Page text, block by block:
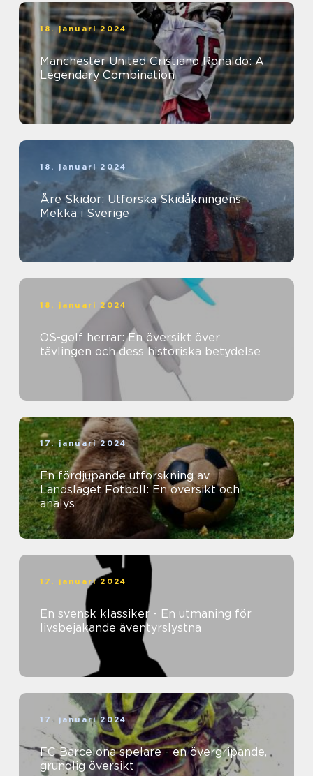
18. januari 2024
Manchester United Cristiano Ronaldo: A
Legendary Combination
18. januari 2024
Åre Skidor: Utforska Skidåkningens
Mekka i Sverige
18. januari 2024
OS-golf herrar: En översikt över
tävlingen och dess historiska betydelse
17. januari 2024
En fördjupande utforskning av
Landslaget Fotboll: En översikt och
analys
17. januari 2024
En svensk klassiker - En utmaning för
livsbejakande äventyrslystna
17. januari 2024
FC Barcelona spelare - en övergripande,
grundlig översikt